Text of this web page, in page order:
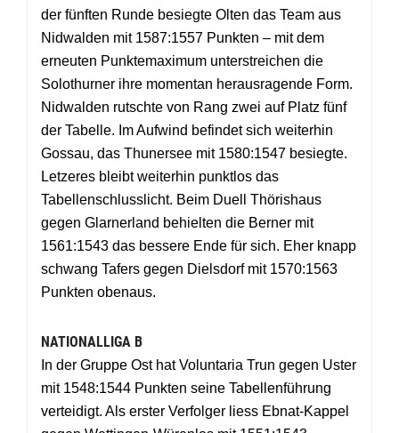
der fünften Runde besiegte Olten das Team aus
Nidwalden mit 1587:1557 Punkten – mit dem
erneuten Punktemaximum unterstreichen die
Solothurner ihre momentan herausragende Form.
Nidwalden rutschte von Rang zwei auf Platz fünf
der Tabelle. Im Aufwind befindet sich weiterhin
Gossau, das Thunersee mit 1580:1547 besiegte.
Letzeres bleibt weiterhin punktlos das
Tabellenschlusslicht. Beim Duell Thörishaus
gegen Glarnerland behielten die Berner mit
1561:1543 das bessere Ende für sich. Eher knapp
schwang Tafers gegen Dielsdorf mit 1570:1563
Punkten obenaus.
NATIONALLIGA B
In der Gruppe Ost hat Voluntaria Trun gegen Uster
mit 1548:1544 Punkten seine Tabellenführung
verteidigt. Als erster Verfolger liess Ebnat-Kappel